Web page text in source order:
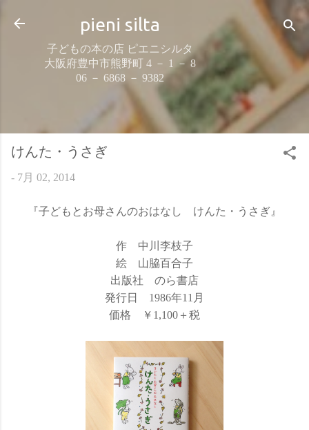
スキップしてメイン コンテンツに移動
pieni silta
子どもの本の店 ピエニシルタ
大阪府豊中市熊野町 4 － 1 － 8
06 － 6868 － 9382
けんた・うさぎ
- 7月 02, 2014
『子どもとお母さんのおはなし けんた・うさぎ』
作 中川李枝子
絵 山脇百合子
出版社 のら書店
発行日 1986年11月
価格 ￥1,100＋税